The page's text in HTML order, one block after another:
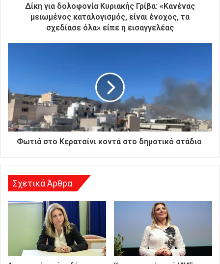
κ
ς
δ
ι
ε
ύ
ν
Δίκη για δολοφονία Κυριακής Γρίβα: «Κανένας
μειωμένος καταλογισμός, είναι ένοχος, τα
σχεδίασε όλα» είπε η εισαγγελέας
Φωτιά στο Κερατσίνι κοντά στο δημοτικό στάδιο
Σχετικά Άρθρα